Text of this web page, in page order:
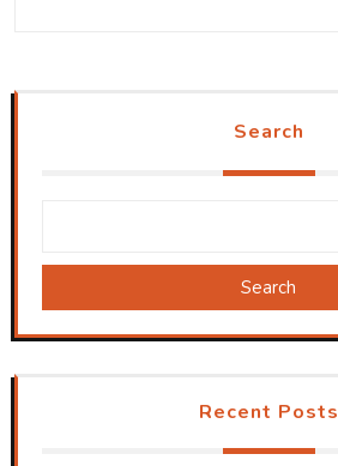
Search
Search
Recent Posts